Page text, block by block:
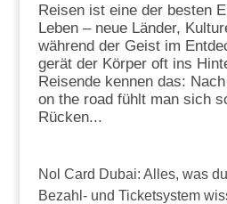
Reisen ist eine der besten
Leben – neue Länder,
während der Geist im
gerät der Körper oft ins
Reisende kennen das:
on the road fühlt man sich
Rücken...
Nol Card Dubai: Alles, was
Bezahl- und Ticketsystem